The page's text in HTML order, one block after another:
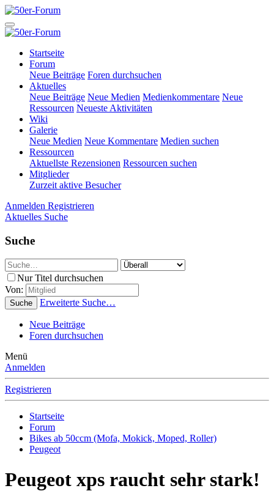
Startseite
Forum
Neue Beiträge Foren durchsuchen
Aktuelles
Neue Beiträge Neue Medien Medienkommentare Neue
Ressourcen Neueste Aktivitäten
Wiki
Galerie
Neue Medien Neue Kommentare Medien suchen
Ressourcen
Aktuellste Rezensionen Ressourcen suchen
Mitglieder
Zurzeit aktive Besucher
Anmelden Registrieren
Aktuelles Suche
Suche
Nur Titel durchsuchen
Von:
Suche Erweiterte Suche…
Neue Beiträge
Foren durchsuchen
Menü
Anmelden
Registrieren
Startseite
Forum
Bikes ab 50ccm (Mofa, Mokick, Moped, Roller)
Peugeot
Peugeot xps raucht sehr stark!